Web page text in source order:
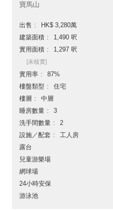
寶馬山
出售
HK$ 3,280萬
建築面積
1,490 呎
實用面積
1,297 呎
[未核實]
實用率
87%
樓盤類型
住宅
樓層
中層
睡房數量
3
洗手間數量
2
設施／配套
工人房
露台
兒童游樂場
網球場
24小時安保
游泳池